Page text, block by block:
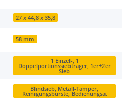
27 x 44,8 x 35,8
58 mm
1 Einzel-, 1
Doppelportionssiebträger, 1er+2er
Sieb
Blindsieb, Metall-Tamper,
Reinigungsbürste, Bedienungsa.